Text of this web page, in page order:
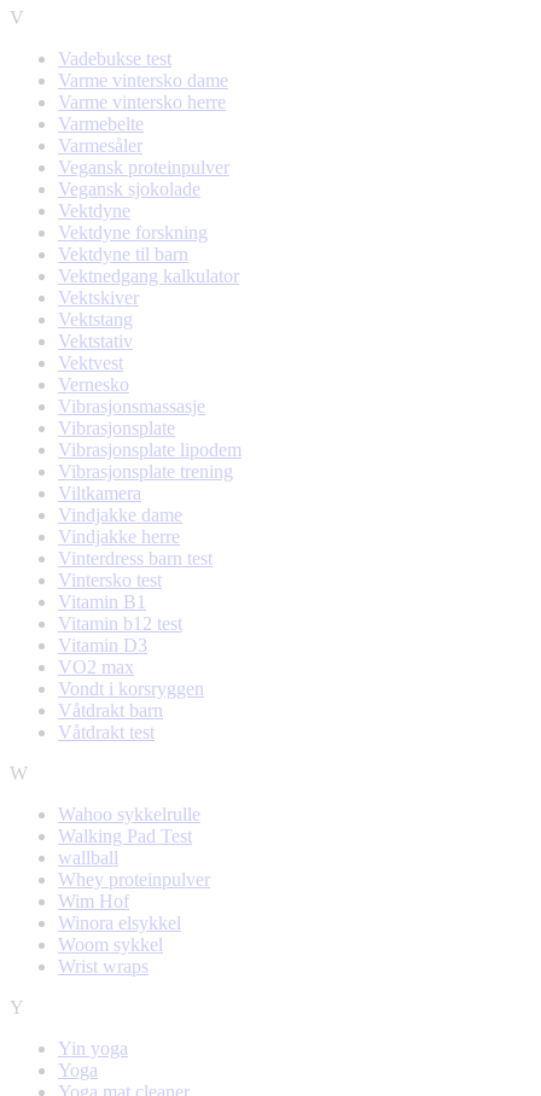
V
Vadebukse test
Varme vintersko dame
Varme vintersko herre
Varmebelte
Varmesåler
Vegansk proteinpulver
Vegansk sjokolade
Vektdyne
Vektdyne forskning
Vektdyne til barn
Vektnedgang kalkulator
Vektskiver
Vektstang
Vektstativ
Vektvest
Vernesko
Vibrasjonsmassasje
Vibrasjonsplate
Vibrasjonsplate lipodem
Vibrasjonsplate trening
Viltkamera
Vindjakke dame
Vindjakke herre
Vinterdress barn test
Vintersko test
Vitamin B1
Vitamin b12 test
Vitamin D3
VO2 max
Vondt i korsryggen
Våtdrakt barn
Våtdrakt test
W
Wahoo sykkelrulle
Walking Pad Test
wallball
Whey proteinpulver
Wim Hof
Winora elsykkel
Woom sykkel
Wrist wraps
Y
Yin yoga
Yoga
Yoga mat cleaner